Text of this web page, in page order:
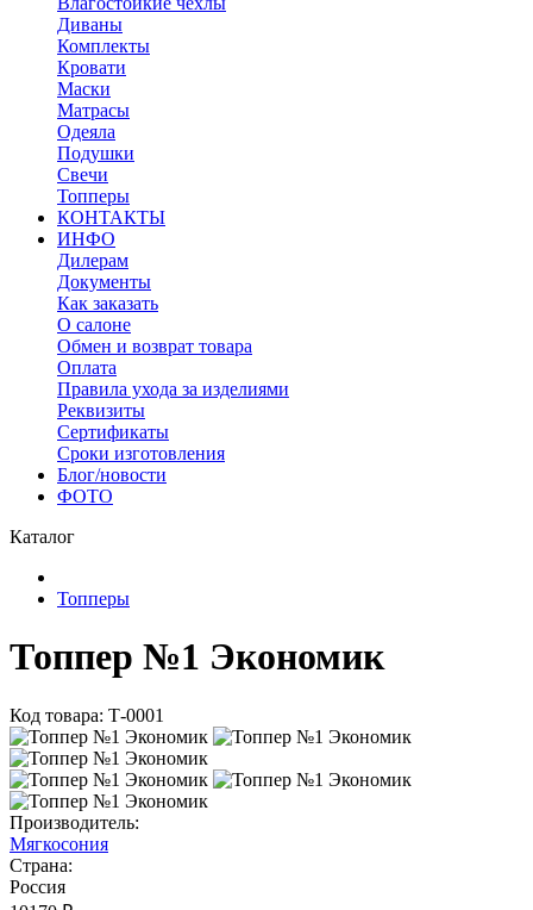
Диваны
Комплекты
Кровати
Маски
Матрасы
Одеяла
Подушки
Свечи
Топперы
КОНТАКТЫ
ИНФО
Дилерам
Документы
Как заказать
О салоне
Обмен и возврат товара
Оплата
Правила ухода за изделиями
Реквизиты
Сертификаты
Сроки изготовления
Блог/новости
ФОТО
Каталог
Топперы
Топпер №1 Экономик
Код товара: Т-0001
Производитель:
Мягкосония
Страна:
Россия